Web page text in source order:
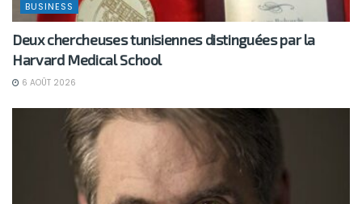
BUSINESS
Deux chercheuses tunisiennes distinguées par la
Harvard Medical School
6 AOÛT 2026